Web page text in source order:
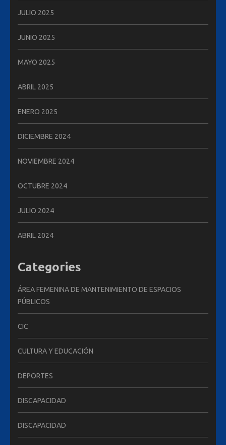
JULIO 2025
JUNIO 2025
MAYO 2025
ABRIL 2025
ENERO 2025
DICIEMBRE 2024
NOVIEMBRE 2024
OCTUBRE 2024
JULIO 2024
ABRIL 2024
Categories
ÁREA FEMENINA DE MANTENIMIENTO DE ESPACIOS
PÚBLICOS
CIC
CULTURA Y EDUCACIÓN
DEPORTES
DISCAPACIDAD
DISCAPACIDAD